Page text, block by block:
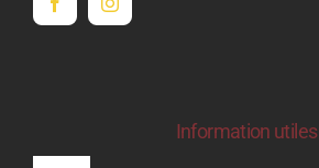
Information utiles